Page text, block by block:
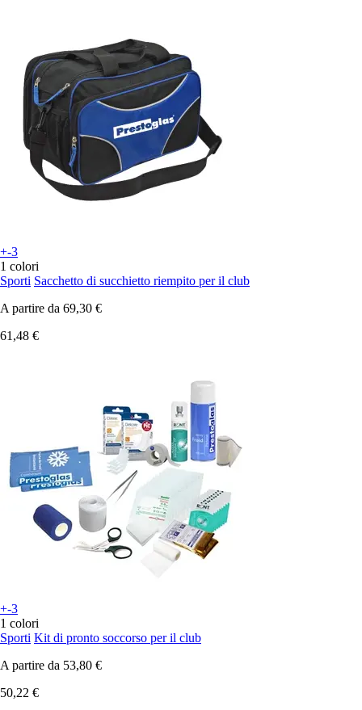
+-3
1 colori
Sporti Sacchetto di succhietto riempito per il club
A partire da 69,30 €
61,48 €
+-3
1 colori
Sporti Kit di pronto soccorso per il club
A partire da 53,80 €
50,22 €